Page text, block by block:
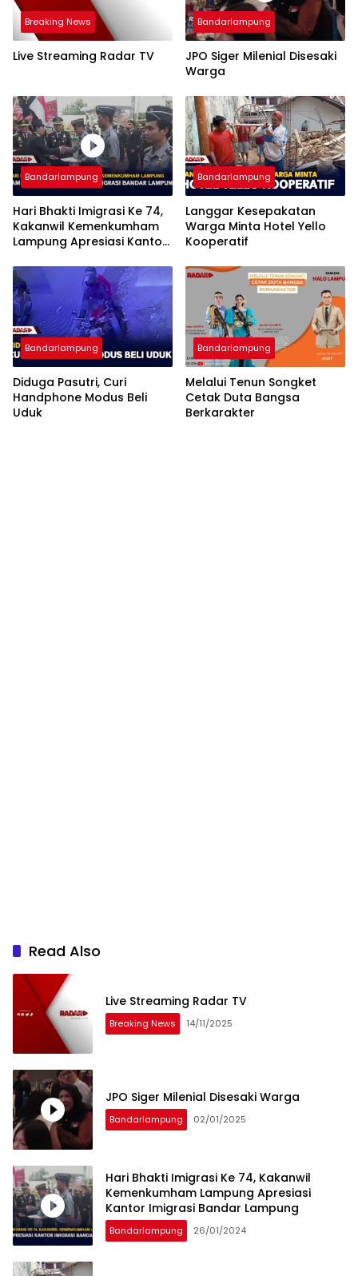
Breaking News
Live Streaming Radar TV
Bandarlampung
JPO Siger Milenial Disesaki
Warga
Bandarlampung
Hari Bhakti Imigrasi Ke 74,
Kakanwil Kemenkumham
Lampung Apresiasi Kantor
Bandarlampung
Langgar Kesepakatan
Warga Minta Hotel Yello
Kooperatif
Bandarlampung
Diduga Pasutri, Curi
Handphone Modus Beli
Uduk
Bandarlampung
Melalui Tenun Songket
Cetak Duta Bangsa
Berkarakter
Read Also
Live Streaming Radar TV
Breaking News 14/11/2025
JPO Siger Milenial Disesaki Warga
Bandarlampung 02/01/2025
Hari Bhakti Imigrasi Ke 74, Kakanwil
Kemenkumham Lampung Apresiasi
Kantor Imigrasi Bandar Lampung
Bandarlampung 26/01/2024